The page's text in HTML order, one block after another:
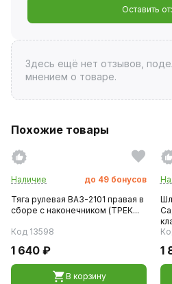
Оставить
Здесь ещё нет отзывов,
мнением о товаре.
Похожие товары
Наличие до 49 бонусов
Тяга рулевая ВАЗ-2101 правая в
сборе с наконечником (ТРЕК...
Код 13598
1 640 ₽
В корзину
1